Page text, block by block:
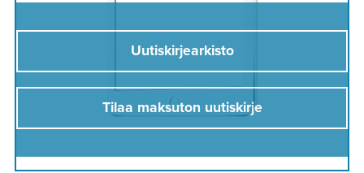
Uutiskirjearkisto
Tilaa maksuton uutiskirje